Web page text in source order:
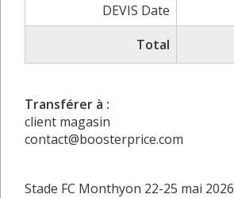
DEVIS Date
Total
Transférer à :
client magasin
contact@boosterprice.com
Stade FC Monthyon 22-25 mai 2026